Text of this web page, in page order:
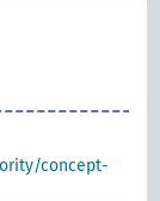
concept-